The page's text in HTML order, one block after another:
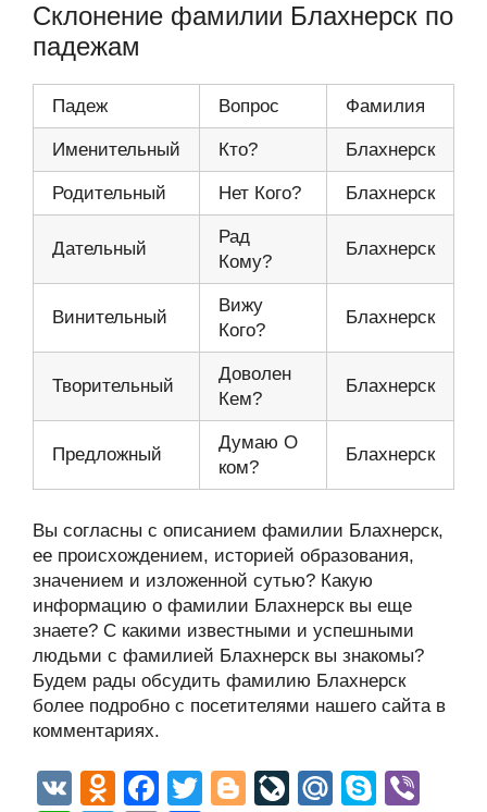
Склонение фамилии Блахнерск по
падежам
Падеж Вопрос Фамилия
Именительный Кто? Блахнерск
Родительный Нет Кого? Блахнерск
Дательный
Рад
Кому?
Блахнерск
Винительный
Вижу
Кого?
Блахнерск
Творительный
Доволен
Кем?
Блахнерск
Предложный
Думаю О
ком?
Блахнерск
Вы согласны с описанием фамилии Блахнерск,
ее происхождением, историей образования,
значением и изложенной сутью? Какую
информацию о фамилии Блахнерск вы еще
знаете? С какими известными и успешными
людьми с фамилией Блахнерск вы знакомы?
Будем рады обсудить фамилию Блахнерск
более подробно с посетителями нашего сайта в
комментариях.
V
O
F
T
Bl
Li
M
S